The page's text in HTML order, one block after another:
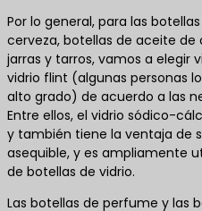
Por lo general, para las
cerveza, botellas de aceite de
jarras y tarros, vamos a elegir
vidrio flint (algunas personas
alto grado) de acuerdo a las
Entre ellos, el vidrio sódico-
y también tiene la ventaja de
asequible, y es ampliamente
de botellas de vidrio.
Las botellas de perfume y las